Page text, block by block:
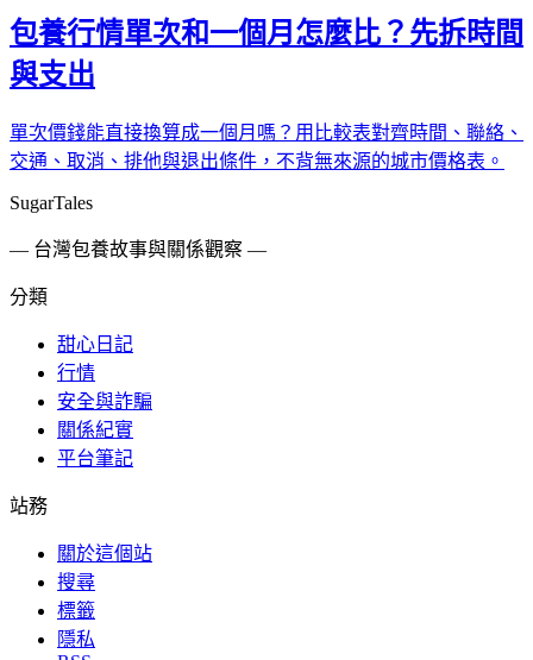
包養行情單次和一個月怎麼比？先拆時間
與支出
單次價錢能直接換算成一個月嗎？用比較表對齊時間、聯絡、
交通、取消、排他與退出條件，不背無來源的城市價格表。
SugarTales
— 台灣包養故事與關係觀察 —
分類
甜心日記
行情
安全與詐騙
關係紀實
平台筆記
站務
關於這個站
搜尋
標籤
隱私